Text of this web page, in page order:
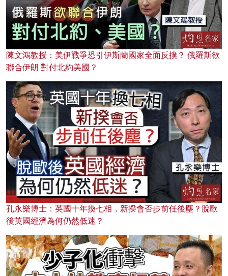
陳文鴻教授：美伊戰爭恐引伊斯蘭國家全面反撲？ 俄羅斯欲
聯合伊朗 對付北約美國？
孔永樂博士：英國十年換七相，新揆會否步前任後塵？脫歐
後英國經濟為何仍然低迷？